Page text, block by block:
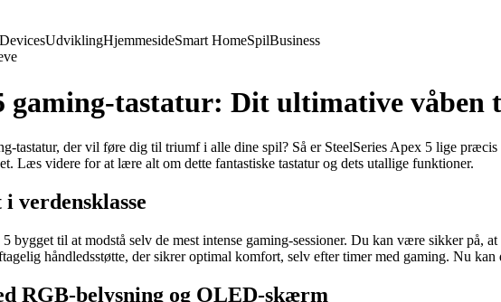
DevicesUdviklingHjemmesideSmart HomeSpilBusiness
gaming-tastatur: Dit ultimative våben
tastatur, der vil føre dig til triumf i alle dine spil? Så er SteelSeries Apex 5 lige
Læs videre for at lære alt om dette fantastiske tastatur og dets utallige funktioner.
verdensklasse
bygget til at modstå selv de mest intense gaming-sessioner. Du kan være sikker på,
håndledsstøtte, der sikrer optimal komfort, selv efter timer med gaming. Nu
RGB-belysning og OLED-skærm